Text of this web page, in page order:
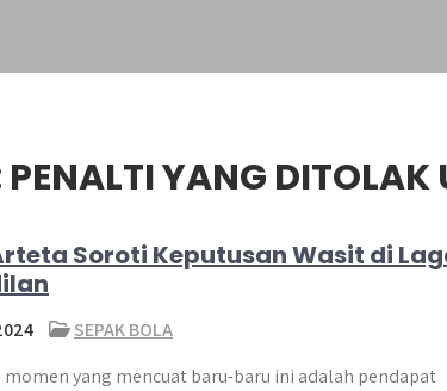
PENALTI YANG DITOLAK
Soroti Keputusan Wasit di
SEPAK BOLA
momen yang mencuat baru-baru ini adalah pendapat